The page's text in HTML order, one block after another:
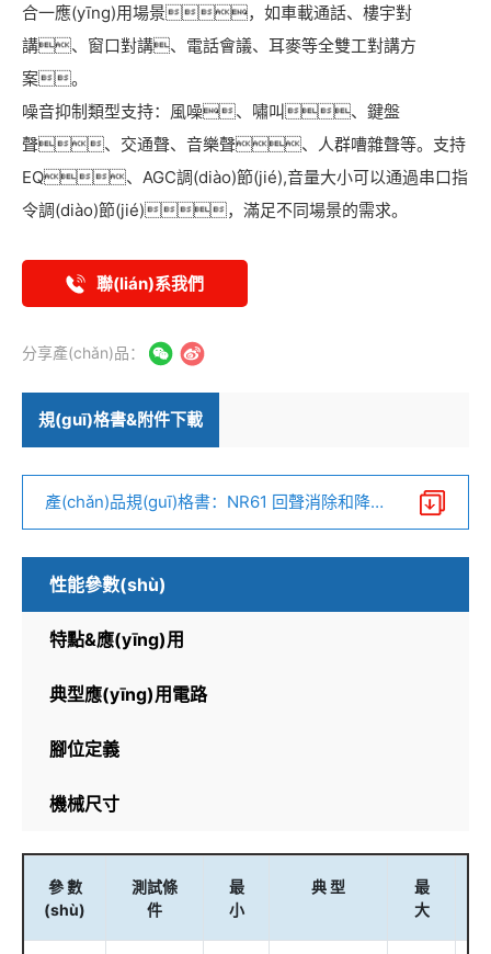
合一應(yīng)用場景，如車載通話、樓宇對
講、窗口對講、電話會議、耳麥等全雙工對講方
案。
噪音抑制類型支持：風噪、嘯叫、鍵盤
聲、交通聲、音樂聲、人群嘈雜聲等。支持
EQ、AGC調(diào)節(jié),音量大小可以通過串口指
令調(diào)節(jié)，滿足不同場景的需求。
聯(lián)系我們
分享產(chǎn)品：
規(guī)格書&附件下載
產(chǎn)品規(guī)格書：NR61 回聲消除和降噪
雙功能音頻處理模塊V1.0.pdf
性能參數(shù)
特點&應(yīng)用
典型應(yīng)用電路
腳位定義
機械尺寸
參 數
(shù)
測試條
件
最
小
典 型
最
大